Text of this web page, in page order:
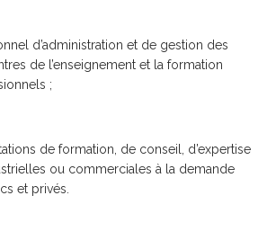
d’administration et de gestion des
de l’enseignement et la formation
;
de formation, de conseil, d’expertise
ou commerciales à la demande
et privés.